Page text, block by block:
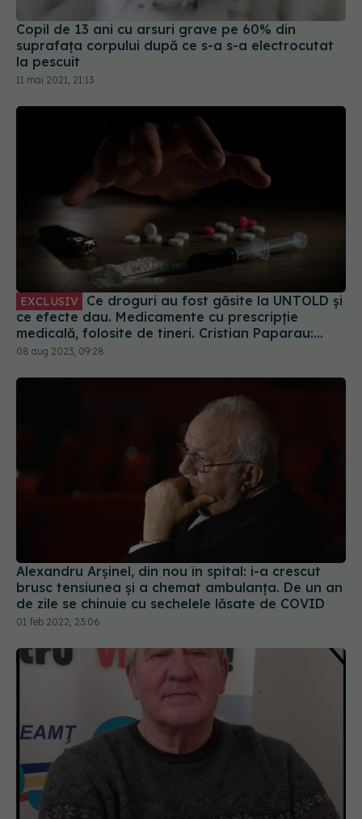
Copil de 13 ani cu arsuri grave pe 60% din
suprafața corpului după ce s-a s-a electrocutat
la pescuit
11 mai 2021, 21:13
EXCLUSIV
ce efecte dau. Medicamente cu prescripție
medicală, folosite de tineri. Cristian Paparau:
Creează o distorsiune a percepției
08 aug 2023, 09:28
Alexandru Arșinel, din nou în spital: i-a crescut
brusc tensiunea și a chemat ambulanța. De un an
de zile se chinuie cu sechelele lăsate de COVID
01 feb 2022, 23:06